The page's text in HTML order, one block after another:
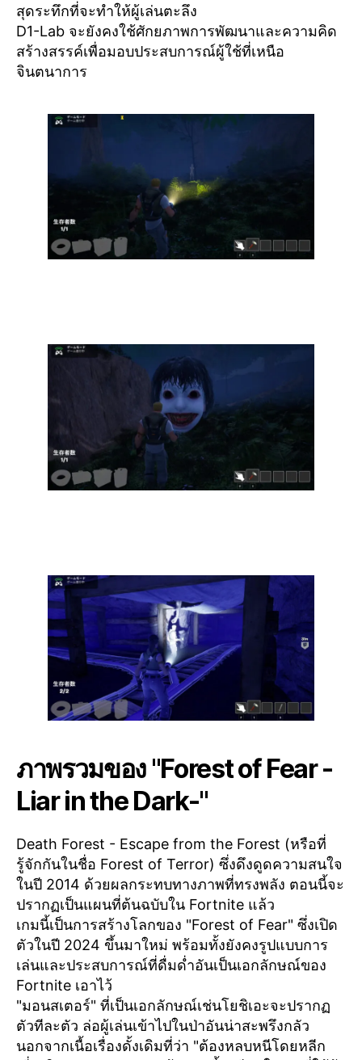
สุดระทึกที่จะทำให้ผู้เล่นตะลึง
D1-Lab จะยังคงใช้ศักยภาพการพัฒนาและความคิด
สร้างสรรค์เพื่อมอบประสบการณ์ผู้ใช้ที่เหนือ
จินตนาการ
ภาพรวมของ "Forest of Fear -
Liar in the Dark-"
Death Forest - Escape from the Forest (หรือที่
รู้จักกันในชื่อ Forest of Terror) ซึ่งดึงดูดความสนใจ
ในปี 2014 ด้วยผลกระทบทางภาพที่ทรงพลัง ตอนนี้จะ
ปรากฏเป็นแผนที่ต้นฉบับใน Fortnite แล้ว
เกมนี้เป็นการสร้างโลกของ "Forest of Fear" ซึ่งเปิด
ตัวในปี 2024 ขึ้นมาใหม่ พร้อมทั้งยังคงรูปแบบการ
เล่นและประสบการณ์ที่ดื่มด่ำอันเป็นเอกลักษณ์ของ
Fortnite เอาไว้
"มอนสเตอร์" ที่เป็นเอกลักษณ์เช่นโยชิเอะจะปรากฏ
ตัวทีละตัว ล่อผู้เล่นเข้าไปในป่าอันน่าสะพรึงกลัว
นอกจากเนื้อเรื่องดั้งเดิมที่ว่า "ต้องหลบหนีโดยหลีก